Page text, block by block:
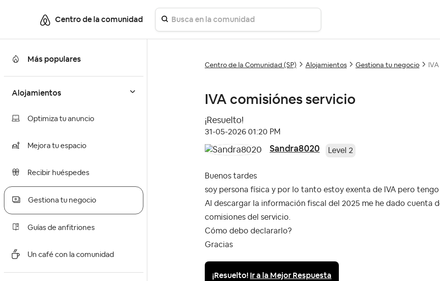
Centro de la comunidad
Más populares
Alojamientos
Optimiza tu anuncio
Mejora tu espacio
Recibir huéspedes
Gestiona tu negocio
Guías de anfitriones
Un café con la comunidad
Centro de la Comunidad (SP) Alojamientos Gestiona tu negocio
IVA comisiónes servicio
¡Resuelto!
‎31-05-2026 01:20 PM
Sandra8020 Level 2
Buenos tardes
soy persona física y por lo tanto estoy exenta de IVA pero tengo
Al descargar la información fiscal del 2025 me he dado cuenta
comisiones del servicio.
Cómo debo declararlo?
Gracias
¡Resuelto! Ir a la Mejor Respuesta